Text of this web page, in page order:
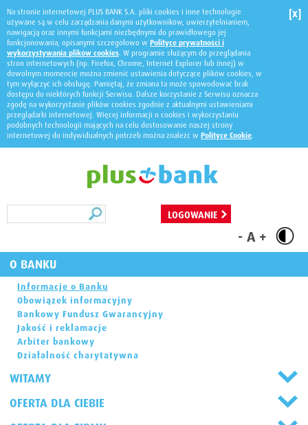
Na stronie internetowej PLUS BANK S.A. pliki cookies i inne technologie
używane są w celu zarządzania danymi użytkowników, uwierzytelnianiem,
nawigacją oraz innymi funkcjami niezbędnymi do prawidłowego jej
funkcjonowania, opisanymi szczegółowo w Polityce prywatności i
wykorzystywania plików cookies. W programie służącym do przeglądania
stron internetowych (np. Firefox, Chrome, Internet Explorer lub innej) w
dowolnym momencie można zmienić ustawienia dotyczące plików cookies, w
tym wyłączyć ich obsługę. Pamiętaj, że zmiana ta może spowodować brak
dostępu do niektórych funkcji Serwisu. Dalsze korzystanie z Serwisu oznacza
zgodę na wykorzystanie plików cookies zgodnie z aktualnymi ustawieniami
przeglądarki internetowej. Więcej informacji o cookies i wykorzystaniu
podobnych technologii mających na celu dostosowanie naszej strony
internetowej do indywidualnych potrzeb można znaleźć w Polityce Cookie.
[x]
+
A
-
LOGOWANIE
O BANKU
Informacje o Banku
Obowiązek informacyjny
Bankowy Fundusz Gwarancyjny
Jakość i reklamacje
Arbiter bankowy
Działalność charytatywna
WITAMY
OFERTA DLA CIEBIE